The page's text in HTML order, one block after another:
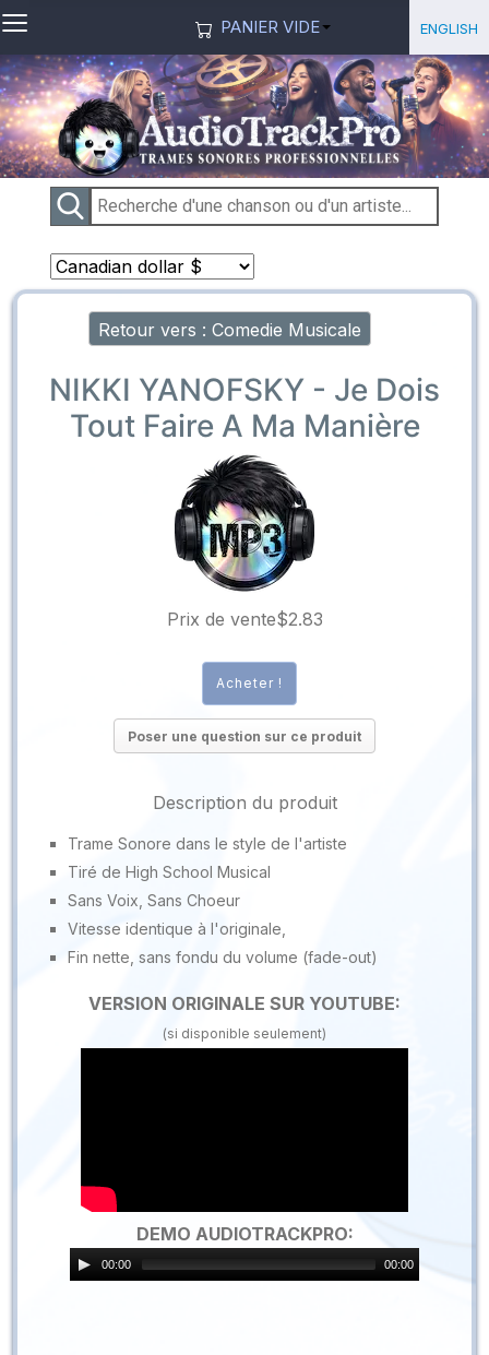
≡ PANIER VIDE English
Retour vers : Comedie Musicale
NIKKI YANOFSKY - Je Dois
Tout Faire A Ma Manière
Prix ​​de vente$2.83
Poser une question sur ce produit
Description du produit
Trame Sonore dans le style de l'artiste
Tiré de High School Musical
Sans Voix, Sans Choeur
Vitesse identique à l'originale,
Fin nette, sans fondu du volume (fade-out)
VERSION ORIGINALE SUR YOUTUBE:
(si disponible seulement)
DEMO AUDIOTRACKPRO:
00:00 00:00